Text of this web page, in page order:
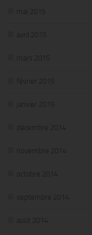
mai 2015
avril 2015
mars 2015
février 2015
janvier 2015
décembre 2014
novembre 2014
octobre 2014
septembre 2014
août 2014